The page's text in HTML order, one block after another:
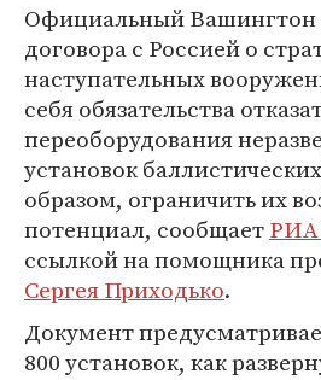
Официальный Вашингтон
договора с Россией о
наступательных
себя обязательства
переоборудования
установок
образом, ограничить их
потенциал, сообщаетРИА
ссылкой на помощника
Сергея Приходько.
Документ
800 установок, как